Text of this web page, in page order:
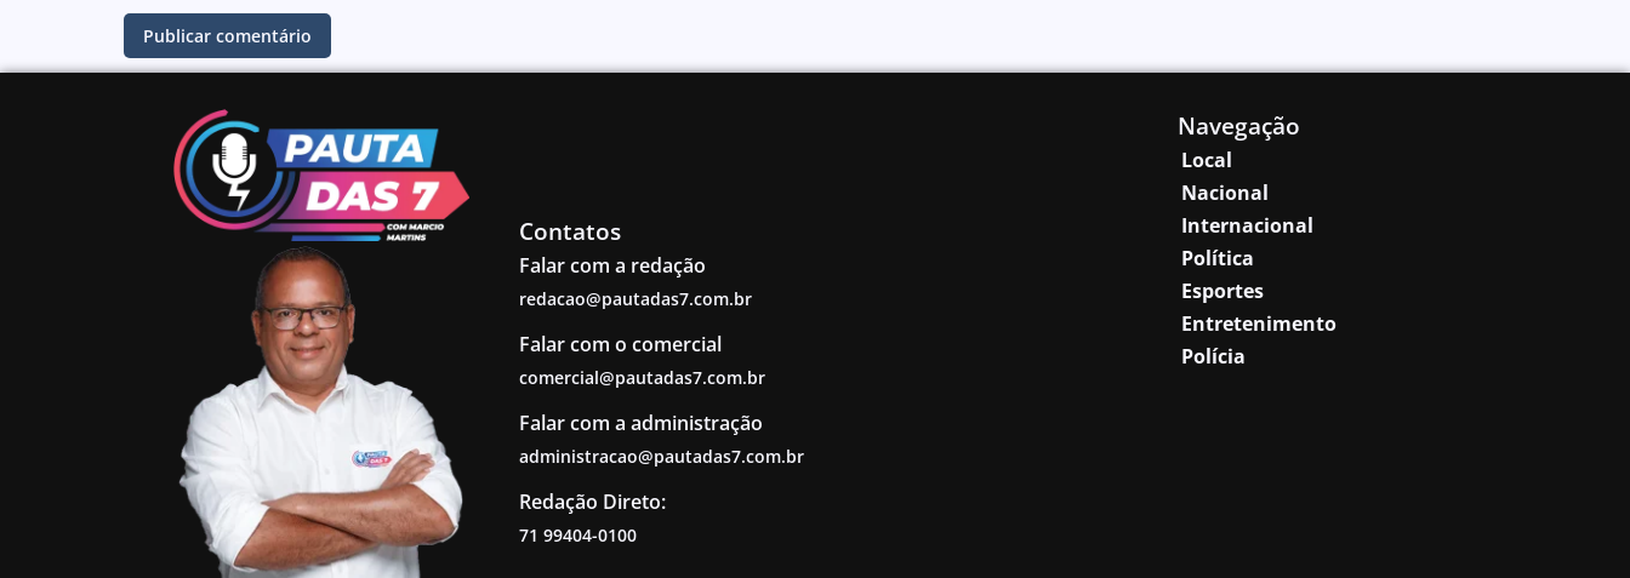
Contatos
Falar com a redação
redacao@pautadas7.com.br
Falar com o comercial
comercial@pautadas7.com.br
Falar com a administração
administracao@pautadas7.com.br
Redação Direto:
71 99404-0100
Navegação
Local
Nacional
Internacional
Política
Esportes
Entretenimento
Polícia